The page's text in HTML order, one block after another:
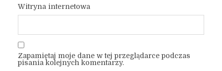
Witryna internetowa
Zapamiętaj moje dane w tej przeglądarce podczas
pisania kolejnych komentarzy.